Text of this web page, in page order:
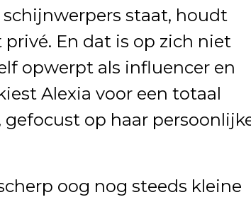
staat, houdt
En dat is op zich niet
opwerpt als influencer en
Alexia voor een totaal
op haar
oog nog steeds kleine